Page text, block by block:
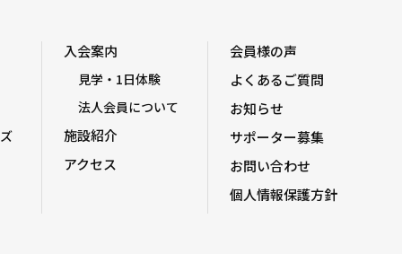
入会案内
見学・1日体験
法人会員について
施設紹介
アクセス
会員様の声
よくあるご質問
お知らせ
サポーター募集
お問い合わせ
個人情報保護方針